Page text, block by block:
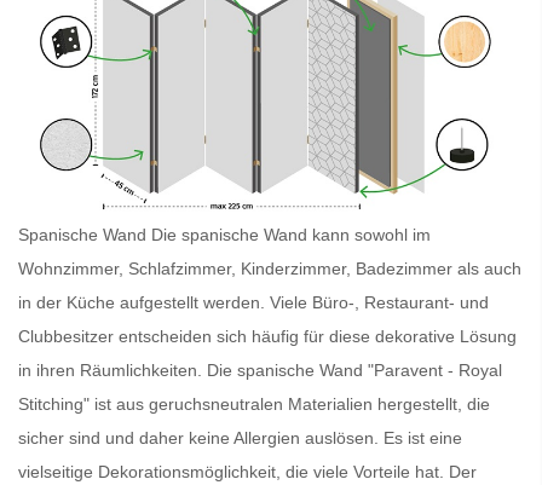
Spanische Wand Die spanische Wand kann sowohl im
Wohnzimmer, Schlafzimmer, Kinderzimmer, Badezimmer als auch
in der Küche aufgestellt werden. Viele Büro-, Restaurant- und
Clubbesitzer entscheiden sich häufig für diese dekorative Lösung
in ihren Räumlichkeiten. Die spanische Wand "Paravent - Royal
Stitching" ist aus geruchsneutralen Materialien hergestellt, die
sicher sind und daher keine Allergien auslösen. Es ist eine
vielseitige Dekorationsmöglichkeit, die viele Vorteile hat. Der